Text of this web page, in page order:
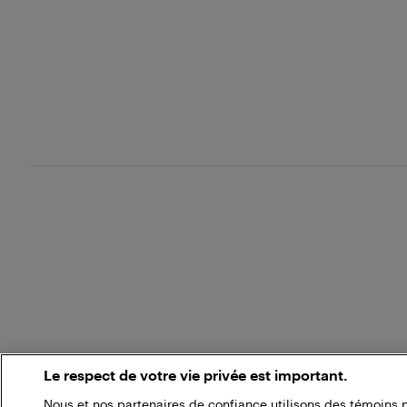
Le respect de votre vie privée est important.
Nous et nos partenaires de confiance utilisons des